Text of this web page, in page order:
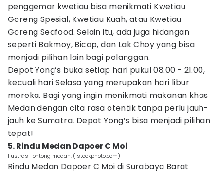
penggemar kwetiau bisa menikmati Kwetiau
Goreng Spesial, Kwetiau Kuah, atau Kwetiau
Goreng Seafood. Selain itu, ada juga hidangan
seperti Bakmoy, Bicap, dan Lak Choy yang bisa
menjadi pilihan lain bagi pelanggan.
Depot Yong’s buka setiap hari pukul 08.00 - 21.00,
kecuali hari Selasa yang merupakan hari libur
mereka. Bagi yang ingin menikmati makanan khas
Medan dengan cita rasa otentik tanpa perlu jauh-
jauh ke Sumatra, Depot Yong’s bisa menjadi pilihan
tepat!
5. Rindu Medan Dapoer C Moi
Ilustrasi lontong medan. (istockphoto.com)
Rindu Medan Dapoer C Moi di Surabaya Barat